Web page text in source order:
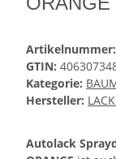
Artikelnummer:
GTIN:
Kategorie:
Hersteller:
Autolack